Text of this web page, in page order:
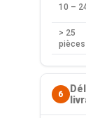
10 –
> 25
pièces
6